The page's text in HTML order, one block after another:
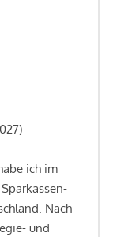
ich im
Nach
und